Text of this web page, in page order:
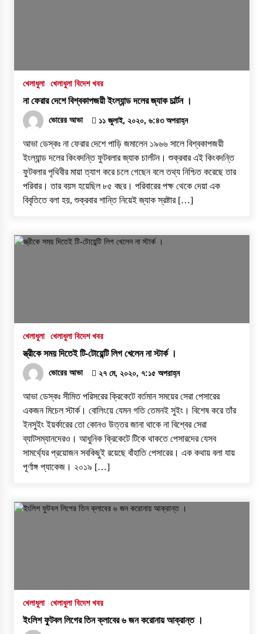
প্রকাশ্যে চলাফেরা, জনমনে ক্ষোভ
১ আগস্ট, ২০২৬, ৯:৫০ অপরাহ্ন
অভিযোগ
১ আগস্ট, ২০২৬, ৯:৩৪ অপরাহ্ন
রাজশাহীতে সাংবাদিক সম্রাটকে কুপিয়ে জখম, অবস্থা
আশঙ্কাজনক
গোদাগাড়ীতে যাত্রী ছাউনি ও বাস বেসহ ৫ দফা দাবিতে
বরেন্দ্র প্রেস ক্লাব সভাপতিকে ছুরিকাঘাতে হত্যাচেষ্টা:
২৭ জুলাই, ২০২৬, ৩:১৫ অপরাহ্ন
প্রধানমন্ত্রীর কাছে নিরাপত্তা চাওয়ার পরদিনই
গোদাগাড়ীর শীর্ষ ব্যবসায়ী আজাদ আটক
২০ জুলাই, ২০২৬, ১:১৫ অপরাহ্ন
ছাত্রদলের তিন নেতা
সিন্ধু নদের পানি রহস্য: সংকটের আড়ালে কি তবে বড়
কোনো ‘অব্যবস্থাপনার অপরাধ’?
খেলাধুলা খেলাধুলা বিদেশ খবর
না ফেরার দেশে বিশ্বকাপজয়ী ইংল্যান্ড দলের জ্যাক চার্ল্টন ।
ভোরের আভা ১১ জুলাই, ২০২০, ৬:৪৩ অপরাহ্ন
আভা ডেস্কঃ না ফেরার দেশে পাড়ি জমালেন ১৯৬৬ সালে বিশ্বকাপজয়ী
ইংল্যান্ড দলের কিংবদন্তি ফুটবলার জ্যাক চার্লটন। শুক্রবার এই কিংবদন্তি
ফুটবলার পৃথিবীর মায়া ত্যাগ করে চলে গেছেন বলে তথ্য নিশ্চিত করেছে তার
পরিবার। তার বয়স হয়েছিল ৮৫ বছর। পরিবারের পক্ষ থেকে দেয়া এক
বিবৃতিতে বলা হয়, শুক্রবার শান্তি নিয়েই জ্যাক স্রষ্টার […]
খেলাধুলা খেলাধুলা বিদেশ খবর
স্ত্রীকে সময় দিতেই টি-টোয়েন্টি লিগ খেলেন না স্টার্ক ।
ভোরের আভা ২৭ মে, ২০২০, ৭:১৫ অপরাহ্ন
আভা ডেস্কঃ সীমিত পরিসরের ক্রিকেটে বর্তমান সময়ের সেরা পেসারের
একজন মিচেল স্টার্ক। বোলিংয়ে যেমন গতি তেমনই সুইং। বিশেষ করে তাঁর
ইনসুইং ইয়র্কারের তো কোনও উত্তর জানা থাকে না বিশ্বের সেরা
ব্যাটসম্যানদেরও। আধুনিক ক্রিকেটে টিকে থাকতে পেসারদের যেসব
সামর্থ্যের প্রয়োজন সবকিছুই রয়েছে বাঁহাতি পেসারের। এক কথায় বলা যায়
পূর্ণাঙ্গ প্যাকেজ। ২০১৯ […]
খেলাধুলা খেলাধুলা বিদেশ খবর
ইংলিশ ফুটবল লিগের তিন ক্লাবের ৬ জন করোনায় আক্রান্ত ।